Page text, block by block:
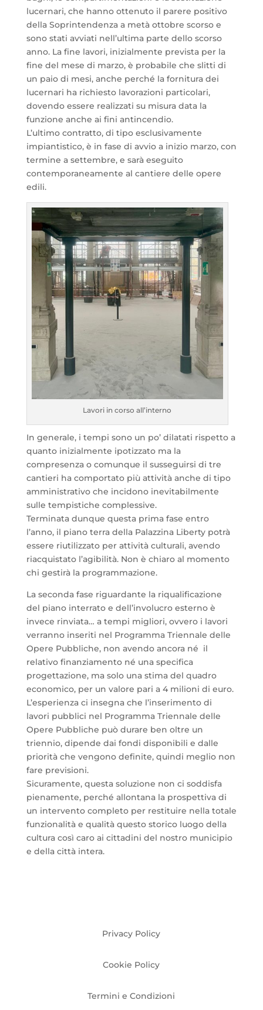
lucernari, che hanno ottenuto il parere positivo
della Soprintendenza a metà ottobre scorso e
sono stati avviati nell’ultima parte dello scorso
anno. La fine lavori, inizialmente prevista per la
fine del mese di marzo, è probabile che slitti di
un paio di mesi, anche perché la fornitura dei
lucernari ha richiesto lavorazioni particolari,
dovendo essere realizzati su misura data la
funzione anche ai fini antincendio.
L’ultimo contratto, di tipo esclusivamente
impiantistico, è in fase di avvio a inizio marzo, con
termine a settembre, e sarà eseguito
contemporaneamente al cantiere delle opere
edili.
Lavori in corso all’interno
In generale, i tempi sono un po’ dilatati rispetto a
quanto inizialmente ipotizzato ma la
compresenza o comunque il susseguirsi di tre
cantieri ha comportato più attività anche di tipo
amministrativo che incidono inevitabilmente
sulle tempistiche complessive.
Terminata dunque questa prima fase entro
l’anno, il piano terra della Palazzina Liberty potrà
essere riutilizzato per attività culturali, avendo
riacquistato l’agibilità. Non è chiaro al momento
chi gestirà la programmazione.
La seconda fase riguardante la riqualificazione
del piano interrato e dell’involucro esterno è
invece rinviata… a tempi migliori, ovvero i lavori
verranno inseriti nel Programma Triennale delle
Opere Pubbliche, non avendo ancora né il
relativo finanziamento né una specifica
progettazione, ma solo una stima del quadro
economico, per un valore pari a 4 milioni di euro.
L’esperienza ci insegna che l’inserimento di
lavori pubblici nel Programma Triennale delle
Opere Pubbliche può durare ben oltre un
triennio, dipende dai fondi disponibili e dalle
priorità che vengono definite, quindi meglio non
fare previsioni.
Sicuramente, questa soluzione non ci soddisfa
pienamente, perché allontana la prospettiva di
un intervento completo per restituire nella totale
funzionalità e qualità questo storico luogo della
cultura così caro ai cittadini del nostro municipio
e della città intera.
Privacy Policy
Cookie Policy
Termini e Condizioni